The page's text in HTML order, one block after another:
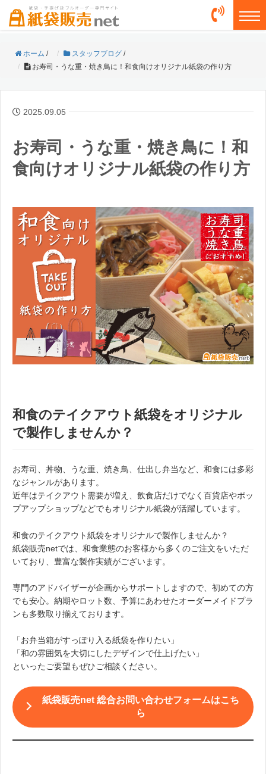
ホーム / スタッフブログ /
お寿司・うな重・焼き鳥に！和食向けオリジナル紙袋の作り方
2025.09.05
お寿司・うな重・焼き鳥に！和
食向けオリジナル紙袋の作り方
和食のテイクアウト紙袋をオリジナル
で製作しませんか？
お寿司、丼物、うな重、焼き鳥、仕出し弁当など、和食には多彩
なジャンルがあります。
近年はテイクアウト需要が増え、飲食店だけでなく百貨店やポッ
プアップショップなどでもオリジナル紙袋が活躍しています。
和食のテイクアウト紙袋をオリジナルで製作しませんか？
紙袋販売netでは、和食業態のお客様から多くのご注文をいただ
いており、豊富な製作実績がございます。
専門のアドバイザーが企画からサポートしますので、初めての方
でも安心。納期やロット数、予算にあわせたオーダーメイドプラ
ンも多数取り揃えております。
「お弁当箱がすっぽり入る紙袋を作りたい」
「和の雰囲気を大切にしたデザインで仕上げたい」
といったご要望もぜひご相談ください。
紙袋販売net 総合お問い合わせフォームはこち
ら